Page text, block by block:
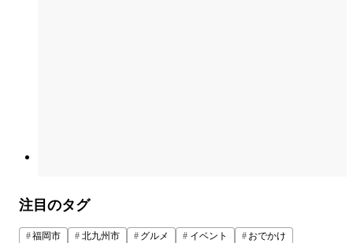
注目のタグ
福岡市 北九州市 グルメ イベント
おでかけ